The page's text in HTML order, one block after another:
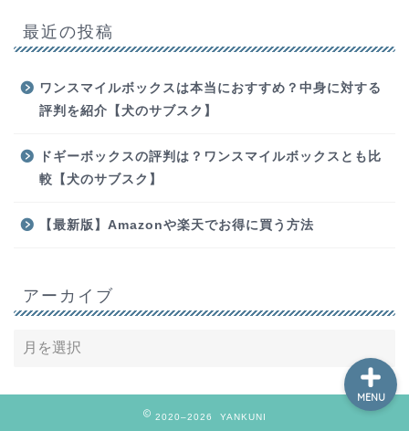
最近の投稿
ワンスマイルボックスは本当におすすめ？中身に対する
評判を紹介【犬のサブスク】
ドギーボックスの評判は？ワンスマイルボックスとも比
較【犬のサブスク】
【最新版】Amazonや楽天でお得に買う方法
アーカイブ
2020–2026 YANKUNI
MENU